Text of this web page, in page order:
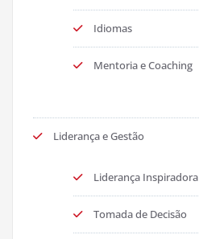
Idiomas
Mentoria e Coaching
Liderança e Gestão
Liderança Inspiradora
Tomada de Decisão